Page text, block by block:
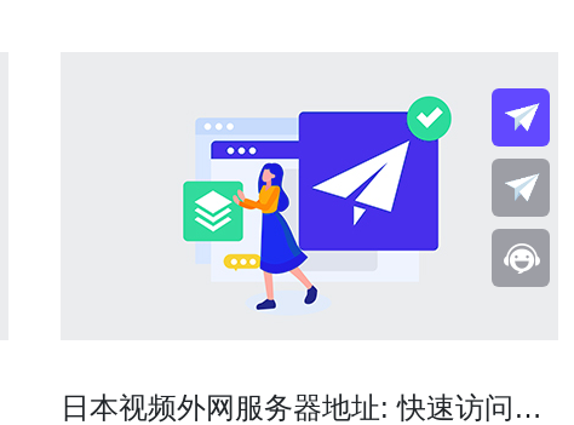
日本视频外网服务器地址: 快速访问日